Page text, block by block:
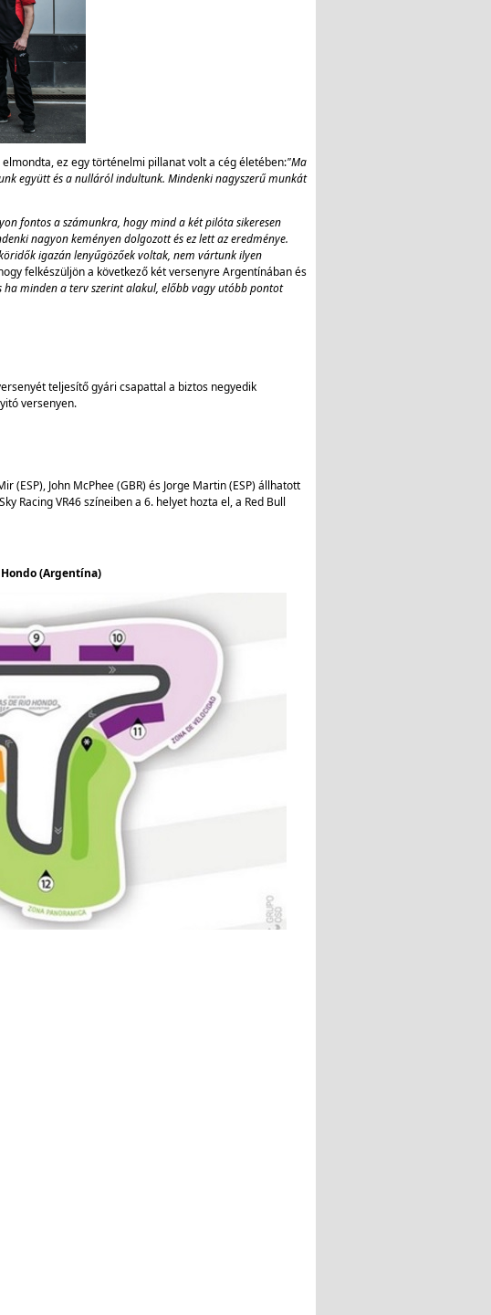
ez egy történelmi pillanat volt a cég életében:"Ma
együtt és a nulláról indultunk. Mindenki nagyszerű munkát
fontos a számunkra, hogy mind a két pilóta sikeresen
nagyon keményen dolgozott és ez lett az eredménye.
igazán lenyűgözőek voltak, nem vártunk ilyen
felkészüljön a következő két versenyre Argentínában és
ha minden a terv szerint alakul, előbb vagy utóbb pontot
teljesítő gyári csapattal a biztos negyedik
versenyen.
John McPhee (GBR) és Jorge Martin (ESP) állhatott
Racing VR46 színeiben a 6. helyet hozta el, a Red Bull
(Argentína)